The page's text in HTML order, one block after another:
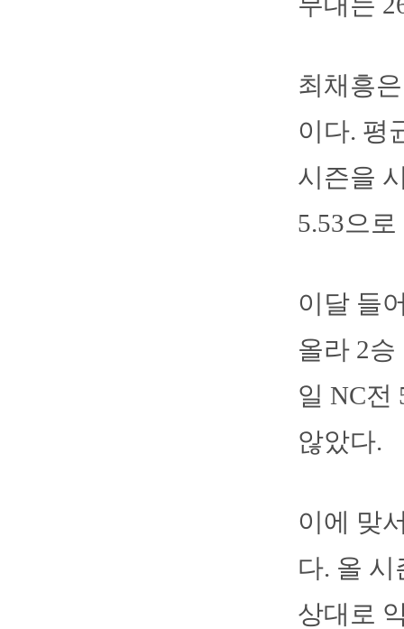
최채흥
이다. 평
시즌을
5.53으
이달 들
올라 2승
일 NC전
않았다.
이에 맞
다. 올 시
상대로